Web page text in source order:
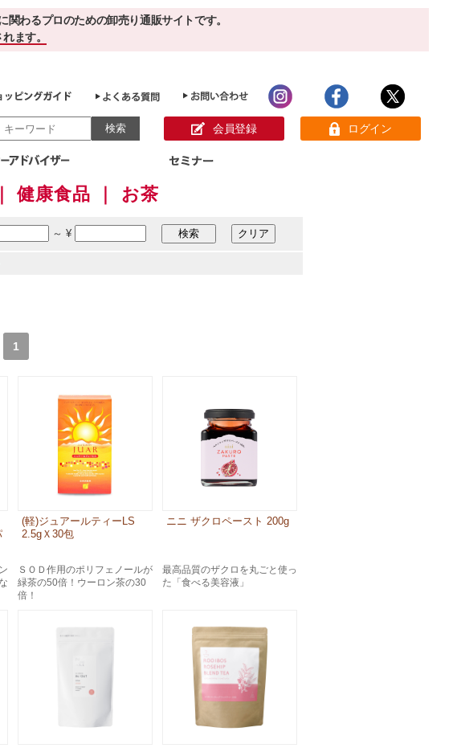
わるプロのための卸売り通販サイトです。
ます。
会員登録 ログイン
ホームケア
クリーム
スムージー
ベーシックスキンケア
ご利用サロン様の声
健康食品 ｜ お茶
～ ¥
1
(軽)ジュアールティーLS
2.5gＸ30包
ＳＯＤ作用のポリフェノールが
緑茶の50倍！ウーロン茶の30
倍！
ニニ ザクロペースト 200g
最高品質のザクロを丸ごと使っ
た「食べる美容液」